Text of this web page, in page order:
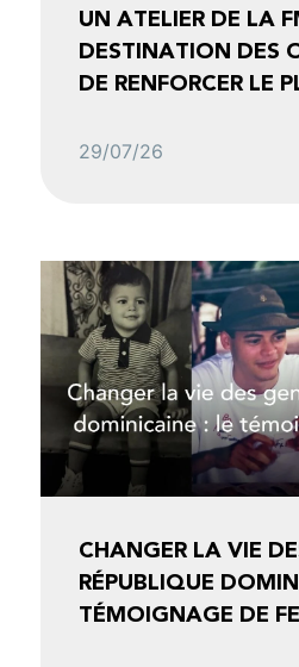
UN ATELIER DE LA
DESTINATION DES
DE RENFORCER LE
29/07/26
CHANGER LA VIE
RÉPUBLIQUE
TÉMOIGNAGE DE